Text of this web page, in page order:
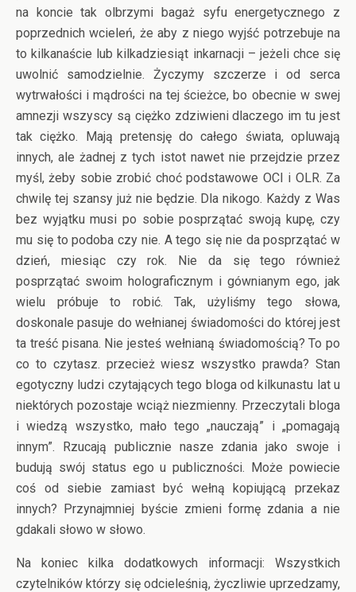
na koncie tak olbrzymi bagaż syfu energetycznego z
poprzednich wcieleń, że aby z niego wyjść potrzebuje na
to kilkanaście lub kilkadziesiąt inkarnacji – jeżeli chce się
uwolnić samodzielnie. Życzymy szczerze i od serca
wytrwałości i mądrości na tej ścieżce, bo obecnie w swej
amnezji wszyscy są ciężko zdziwieni dlaczego im tu jest
tak ciężko. Mają pretensję do całego świata, opluwają
innych, ale żadnej z tych istot nawet nie przejdzie przez
myśl, żeby sobie zrobić choć podstawowe OCI i OLR. Za
chwilę tej szansy już nie będzie. Dla nikogo. Każdy z Was
bez wyjątku musi po sobie posprzątać swoją kupę, czy
mu się to podoba czy nie. A tego się nie da posprzątać w
dzień, miesiąc czy rok. Nie da się tego również
posprzątać swoim holograficznym i gównianym ego, jak
wielu próbuje to robić. Tak, użyliśmy tego słowa,
doskonale pasuje do wełnianej świadomości do której jest
ta treść pisana. Nie jesteś wełnianą świadomością? To po
co to czytasz. przecież wiesz wszystko prawda? Stan
egotyczny ludzi czytających tego bloga od kilkunastu lat u
niektórych pozostaje wciąż niezmienny. Przeczytali bloga
i wiedzą wszystko, mało tego „nauczają” i „pomagają
innym”. Rzucają publicznie nasze zdania jako swoje i
budują swój status ego u publiczności. Może powiecie
coś od siebie zamiast być wełną kopiującą przekaz
innych? Przynajmniej byście zmieni formę zdania a nie
gdakali słowo w słowo.
Na koniec kilka dodatkowych informacji: Wszystkich
czytelników którzy się odcieleśnią, życzliwie uprzedzamy,